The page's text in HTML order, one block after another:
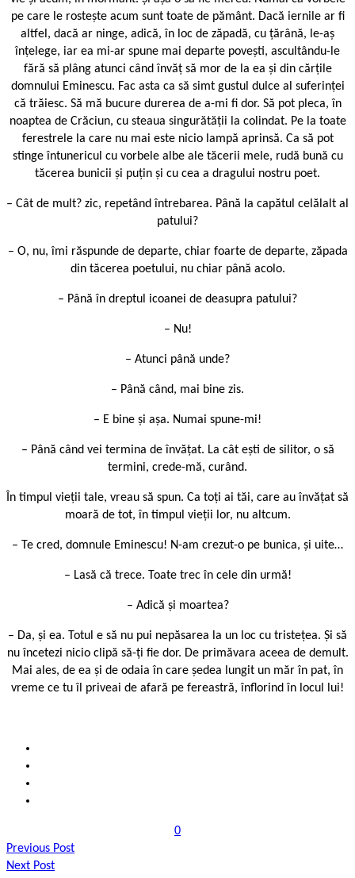
pe care le rostește acum sunt toate de pământ. Dacă iernile ar fi
altfel, dacă ar ninge, adică, în loc de zăpadă, cu țărână, le-aș
înțelege, iar ea mi-ar spune mai departe povești, ascultându-le
fără să plâng atunci când învăț să mor de la ea și din cărțile
domnului Eminescu. Fac asta ca să simt gustul dulce al suferinței
că trăiesc. Să mă bucure durerea de a-mi fi dor. Să pot pleca, în
noaptea de Crăciun, cu steaua singurătății la colindat. Pe la toate
ferestrele la care nu mai este nicio lampă aprinsă. Ca să pot
stinge întunericul cu vorbele albe ale tăcerii mele, rudă bună cu
tăcerea bunicii și puțin și cu cea a dragului nostru poet.
– Cât de mult? zic, repetând întrebarea. Până la capătul celălalt al
patului?
– O, nu, îmi răspunde de departe, chiar foarte de departe, zăpada
din tăcerea poetului, nu chiar până acolo.
– Până în dreptul icoanei de deasupra patului?
– Nu!
– Atunci până unde?
– Până când, mai bine zis.
– E bine și așa. Numai spune-mi!
– Până când vei termina de învățat. La cât ești de silitor, o să
termini, crede-mă, curând.
În timpul vieții tale, vreau să spun. Ca toți ai tăi, care au învățat să
moară de tot, în timpul vieții lor, nu altcum.
– Te cred, domnule Eminescu! N-am crezut-o pe bunica, și uite…
– Lasă că trece. Toate trec în cele din urmă!
– Adică și moartea?
– Da, și ea. Totul e să nu pui nepăsarea la un loc cu tristețea. Și să
nu încetezi nicio clipă să-ți fie dor. De primăvara aceea de demult.
Mai ales, de ea și de odaia în care ședea lungit un măr în pat, în
vreme ce tu îl priveai de afară pe fereastră, înflorind în locul lui!
0
Previous Post
Next Post